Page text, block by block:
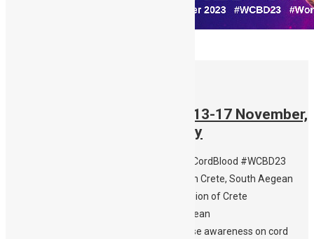
Stem Cell Awareness Week 13-17 November,
2023 – World Cord Blood Day
#StemCellAwarenessWeek2023 #DonateCordBlood #WCBD23
#WorldCordBloodDay Events taking place in Crete, South Aegean
and Thessaloniki Greece: – The HQs of Region of Crete
(https://www.crete.gov.gr/) and South Aegean
(https://www.pnai.gov.gr/) illuminate to raise awareness on cord